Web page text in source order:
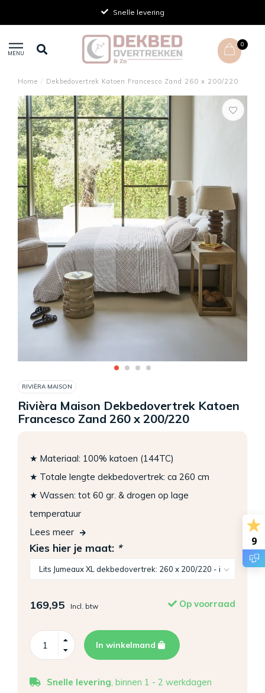
Achteraf betalen
MENU
0
Home / Dekbedovertrek Katoen Francesco Zand 260 x 200/220
RIVIÈRA MAISON
Rivièra Maison Dekbedovertrek Katoen
Francesco Zand 260 x 200/220
★ Materiaal: 100% katoen (144TC)
★ Totale lengte dekbedovertrek: ca 260 cm
★ Wassen: tot 60 gr. & drogen op lage
temperatuur
Lees meer
Kies hier je maat: *
169,95 Incl. btw Op voorraad
In winkelmand
Snelle levering, binnen 1 - 2 werkdagen
9